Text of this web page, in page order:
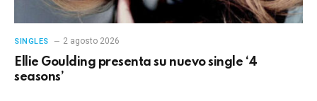
SINGLES 2 agosto 2026
Ellie Goulding presenta su nuevo single ‘4
seasons’